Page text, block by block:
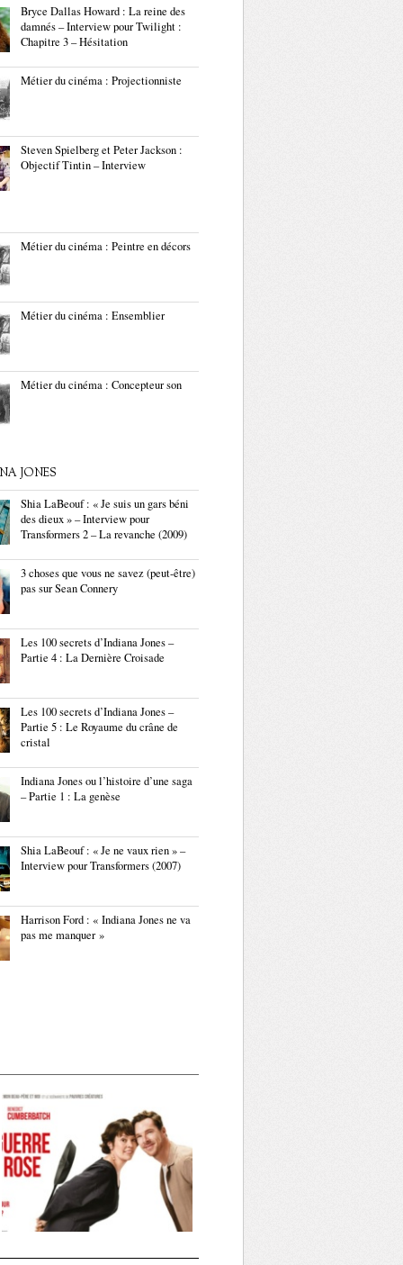
Bryce Dallas Howard : La reine des
damnés – Interview pour Twilight :
Chapitre 3 – Hésitation
Métier du cinéma : Projectionniste
Steven Spielberg et Peter Jackson :
Objectif Tintin – Interview
Métier du cinéma : Peintre en décors
Métier du cinéma : Ensemblier
Métier du cinéma : Concepteur son
JONES
Shia LaBeouf : « Je suis un gars béni
des dieux » – Interview pour
Transformers 2 – La revanche (2009)
3 choses que vous ne savez (peut-être)
pas sur Sean Connery
Les 100 secrets d’Indiana Jones –
Partie 4 : La Dernière Croisade
Les 100 secrets d’Indiana Jones –
Partie 5 : Le Royaume du crâne de
cristal
Indiana Jones ou l’histoire d’une saga
– Partie 1 : La genèse
Shia LaBeouf : « Je ne vaux rien » –
Interview pour Transformers (2007)
Harrison Ford : « Indiana Jones ne va
pas me manquer »